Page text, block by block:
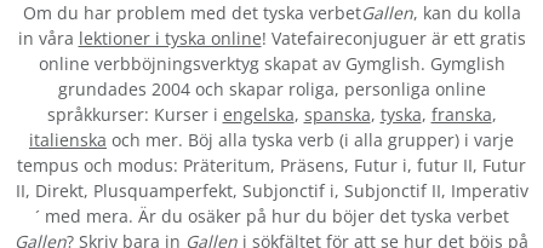
Om du har problem med det tyska verbetGallen, kan du kolla
in våra lektioner i tyska online! Vatefaireconjuguer är ett gratis
online verbböjningsverktyg skapat av Gymglish. Gymglish
grundades 2004 och skapar roliga, personliga online
språkkurser: Kurser i engelska, spanska, tyska, franska,
italienska och mer. Böj alla tyska verb (i alla grupper) i varje
tempus och modus: Präteritum, Präsens, Futur i, futur II, Futur
II, Direkt, Plusquamperfekt, Subjonctif i, Subjonctif II, Imperativ
´ med mera. Är du osäker på hur du böjer det tyska verbet
Gallen? Skriv bara in Gallen i sökfältet för att se hur det böjs på